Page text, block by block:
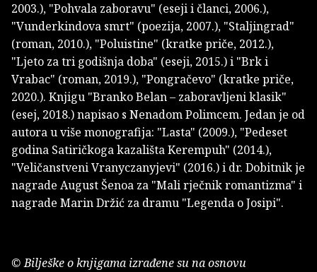
2003.), "Pohvala zaboravu" (eseji i članci, 2006.),
"Vunderkindova smrt" (poezija, 2007.), "Staljingrad"
(roman, 2010.), "Poluistine" (kratke priče, 2012.),
"Ljeto za tri godišnja doba" (eseji, 2015.) i "Brk i
Vrabac" (roman, 2019.), "Pongračevo" (kratke priče,
2020.). Knjigu "Branko Belan – zaboravljeni klasik"
(esej, 2018.) napisao s Nenadom Polimcem. Jedan je od
autora u više monografija: "Lasta" (2009.), "Pedeset
godina Satiričkoga kazališta Kerempuh" (2014.),
"Veličanstveni Vranyczanyjevi" (2016.) i dr. Dobitnik je
nagrade August Šenoa za "Mali rječnik romantizma" i
nagrade Marin Držić za dramu "Legenda o Josipi".
© Bilješke o knjigama izrađene su na osnovu